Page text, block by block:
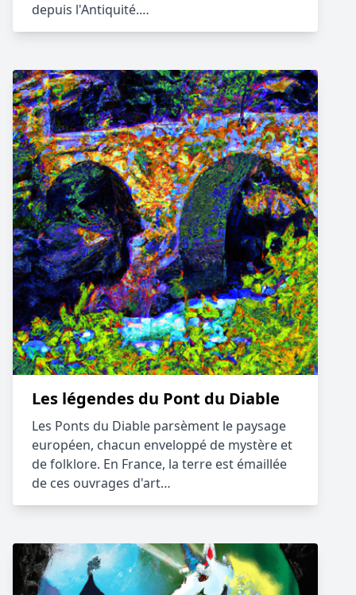
depuis l'Antiquité.…
Les légendes du Pont du Diable
Les Ponts du Diable parsèment le paysage
européen, chacun enveloppé de mystère et
de folklore. En France, la terre est émaillée
de ces ouvrages d'art…